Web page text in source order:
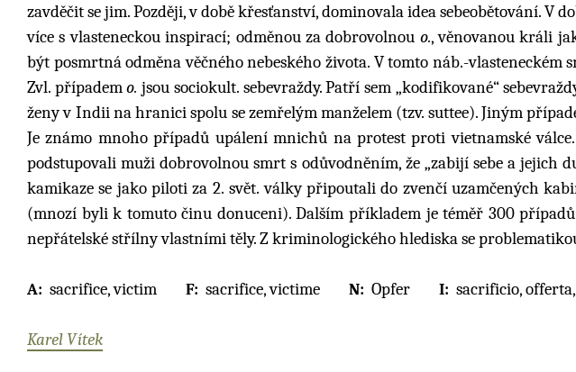
zavděčit se jim. Později, v době křesťanství, dominovala idea sebeobětování. V
více s vlasteneckou inspirací; odměnou za dobrovolnou o., věnovanou králi
být posmrtná odměna věčného nebeského života. V tomto náb.-vlasteneckém
Zvl. případemo. jsou sociokult. sebevraždy. Patří sem „kodifikované“
ženy v Indii na hranici spolu se zemřelým manželem (tzv. suttee). Jiným
Je známo mnoho případů upálení mnichů na protest proti vietnamské
podstupovali muži dobrovolnou smrt s odůvodněním, že „zabijí sebe a jejich
kamikaze se jako piloti za 2. svět. války připoutali do zvenčí uzamčených
(mnozí byli k tomuto činu donuceni). Dalším příkladem je téměř 300
nepřátelské střílny vlastními těly. Z kriminologického hlediska se
sacrifice, victim sacrifice, victime Opfer sacrificio,
Karel Vítek